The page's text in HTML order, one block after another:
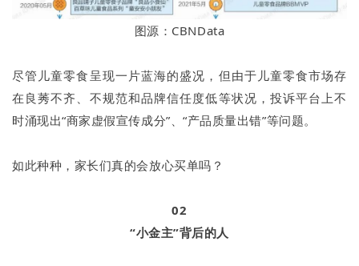
图源：CBNData
尽管儿童零食呈现一片蓝海的盛况，但由于儿童零食市场存
在良莠不齐、不规范和品牌信任度低等状况，投诉平台上不
时涌现出“商家虚假宣传成分”、“产品质量出错”等问题。
如此种种，家长们真的会放心买单吗？
02
“小金主”背后的人